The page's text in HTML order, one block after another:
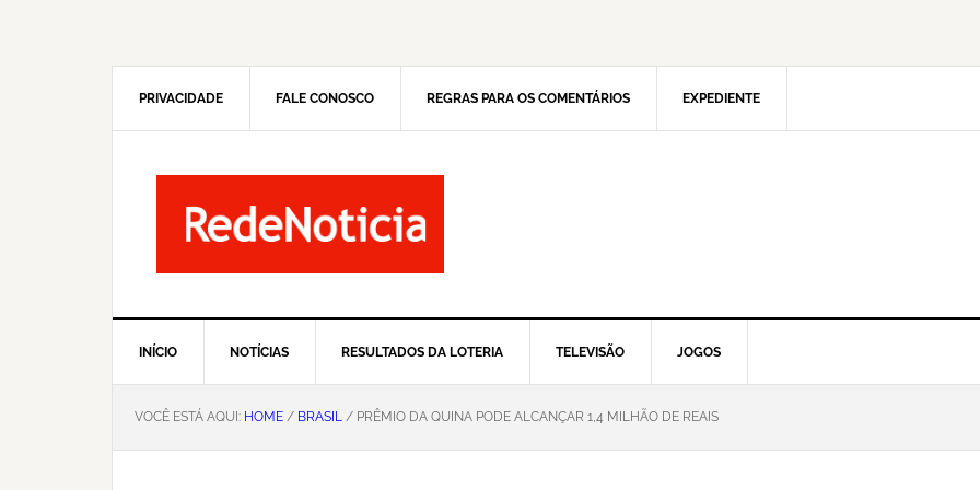
PRIVACIDADE FALE CONOSCO REGRAS PARA OS COMENTÁRIOS EXPEDIENTE
INÍCIO NOTÍCIAS RESULTADOS DA LOTERIA TELEVISÃO JOGOS
VOCÊ ESTÁ AQUI: HOME / BRASIL / PRÊMIO DA QUINA PODE ALCANÇAR 1,4 MILHÃO DE REAIS